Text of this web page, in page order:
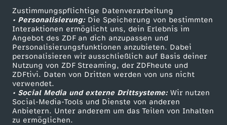
Zustimmungspflichtige Datenverarbeitung
• Personalisierung:Die Speicherung von bestimmten
Interaktionen ermöglicht uns, dein Erlebnis im
Angebot des ZDF an dich anzupassen und
Personalisierungsfunktionen anzubieten. Dabei
personalisieren wir ausschließlich auf Basis deiner
Nutzung von ZDF Streaming, der ZDFheute und
ZDFtivi. Daten von Dritten werden von uns nicht
verwendet.
• Social Media und externe Drittsysteme:Wir nutzen
Social-Media-Tools und Dienste von anderen
Anbietern. Unter anderem um das Teilen von Inhalten
zu ermöglichen.
i
2
0
2
6
Livestreams
Sendungen A-Z
TV-Programm
Zuschauerservice
Hilfe
ZDF Unternehmen
Karriere